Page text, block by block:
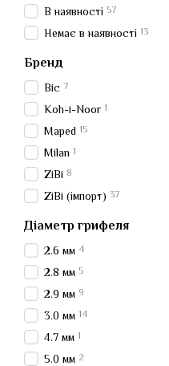
В наявності 57
Немає в наявності 13
Бренд
Bic 7
Koh-i-Noor 1
Maped 15
Milan 1
ZiBi 8
ZiBi (імпорт) 37
Діаметр грифеля
2.6 мм 4
2.8 мм 5
2.9 мм 9
3.0 мм 14
4.7 мм 1
5.0 мм 2